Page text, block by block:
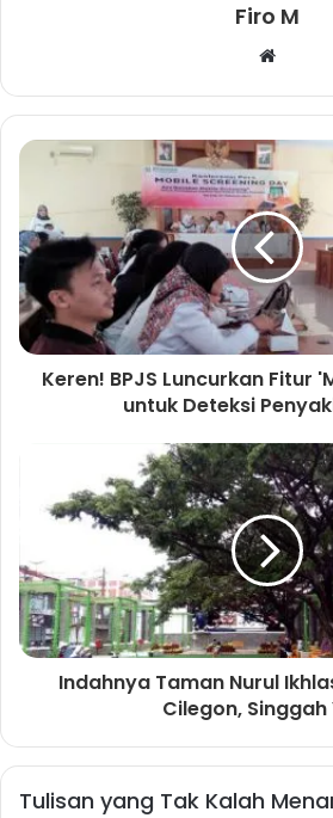
Firo M
b
s
i
t
e
Keren! BPJS Luncurkan Fitur
untuk Deteksi
Indahnya Taman Nurul
Cilegon, Singgah
Tulisan yang Tak Kalah